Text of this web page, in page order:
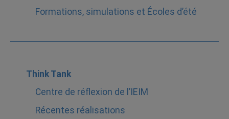
Formations, simulations et Écoles d’été
Think Tank
Centre de réflexion de l’IEIM
Récentes réalisations